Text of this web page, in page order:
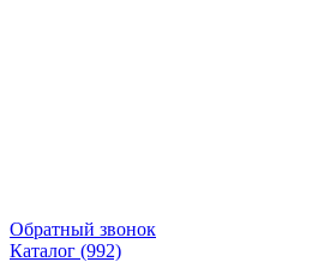
Обратный звонок
Каталог (992)